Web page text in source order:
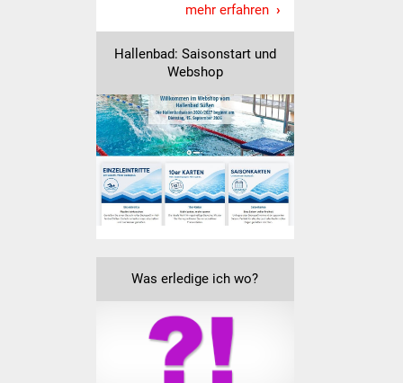
Wirtschaftsförderung
Gewerbeimmobilien
IKG Auen
Ausschreibungen
Öffentliche
Ausschreibung
Ausschreibung
Beschränkte
Ausschreibung
mehr erfahren
Hallenbad: Saisonstart und
Webshop
Was erledige ich wo?